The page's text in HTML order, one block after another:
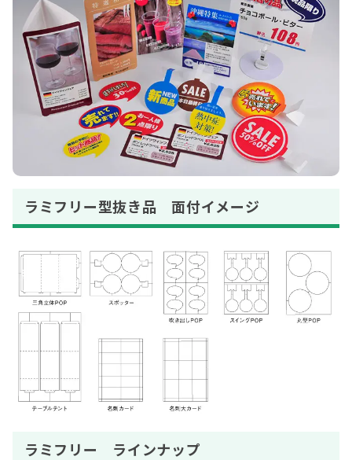
ラミフリー型抜き品 面付イメージ
ラミフリー ラインナップ